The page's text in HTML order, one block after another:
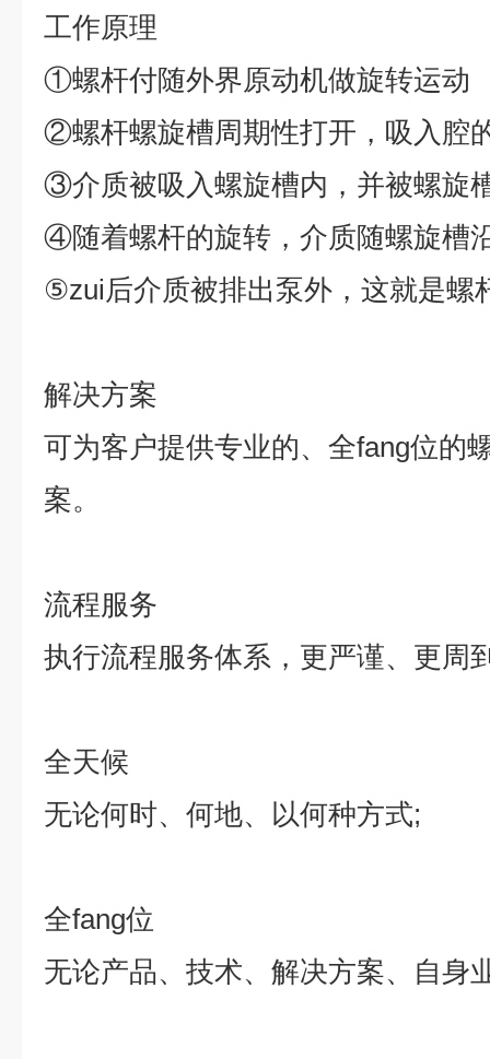
工作原理
①螺杆付随外界原动机做旋转运动
②螺杆螺旋槽周期性打开，吸入腔
③介质被吸入螺旋槽内，并被螺旋
④随着螺杆的旋转，介质随螺旋槽
⑤zui后介质被排出泵外，这就是螺
解决方案
可为客户提供专业的、全fang位的
案。
流程服务
执行流程服务体系，更严谨、更周
全天候
无论何时、何地、以何种方式;
全fang位
无论产品、技术、解决方案、自身